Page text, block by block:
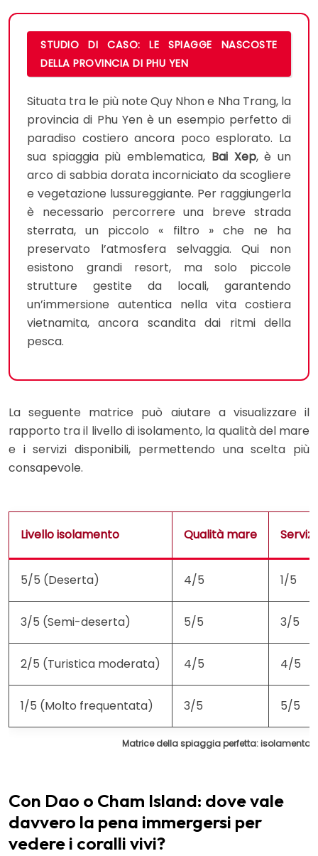
STUDIO DI CASO: LE SPIAGGE NASCOSTE
DELLA PROVINCIA DI PHU YEN
Situata tra le più note Quy Nhon e Nha Trang, la
provincia di Phu Yen è un esempio perfetto di
paradiso costiero ancora poco esplorato. La
sua spiaggia più emblematica, Bai Xep, è un
arco di sabbia dorata incorniciato da scogliere
e vegetazione lussureggiante. Per raggiungerla
è necessario percorrere una breve strada
sterrata, un piccolo « filtro » che ne ha
preservato l’atmosfera selvaggia. Qui non
esistono grandi resort, ma solo piccole
strutture gestite da locali, garantendo
un’immersione autentica nella vita costiera
vietnamita, ancora scandita dai ritmi della
pesca.
La seguente matrice può aiutare a visualizzare il
rapporto tra il livello di isolamento, la qualità del mare
e i servizi disponibili, permettendo una scelta più
consapevole.
Matrice della spiaggia perfetta: isolamento
Livello isolamento Qualità mare Servizi
5/5 (Deserta) 4/5 1/5
3/5 (Semi-deserta) 5/5 3/5
2/5 (Turistica moderata) 4/5 4/5
1/5 (Molto frequentata) 3/5 5/5
Con Dao o Cham Island: dove vale
davvero la pena immergersi per
vedere i coralli vivi?